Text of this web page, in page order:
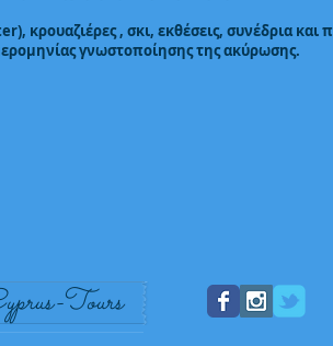
κρουαζιέρες , σκι, εκθέσεις, συνέδρια
γνωστοποίησης της ακύρωσης.
Tours